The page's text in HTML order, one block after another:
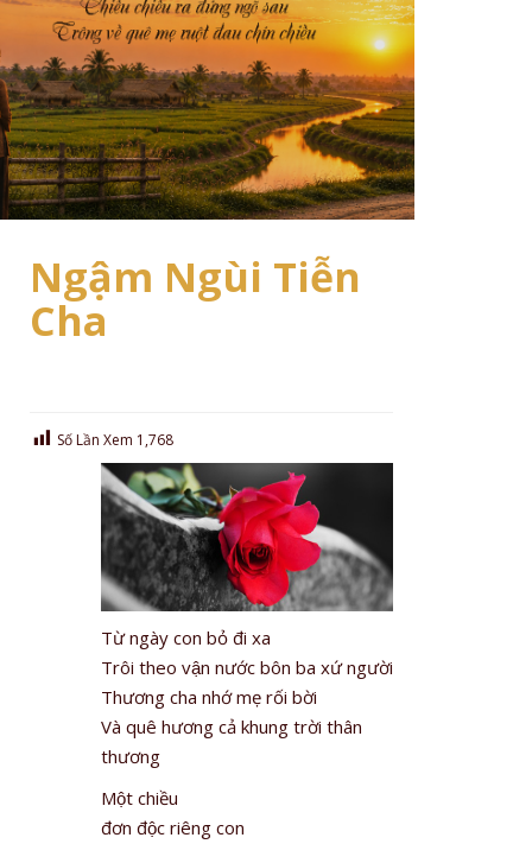
Ngậm Ngùi Tiễn
Cha
Số Lần Xem 1,768
Từ ngày con bỏ đi xa
Trôi theo vận nước bôn ba xứ người
Thương cha nhớ mẹ rối bời
Và quê hương cả khung trời thân
thương
Một chiều
đơn độc riêng con